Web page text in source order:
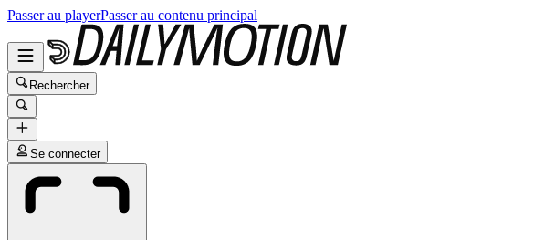
Passer au playerPasser au contenu principal
Rechercher
Se connecter